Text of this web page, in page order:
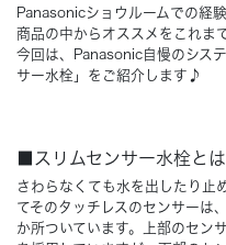
Voice お客様の声
Blog
Concept コンセプト
Techno EX テクノスト
Panasonicショウルームでの経
商品の中からオススメをこれま
今回は、Panasonic自慢のシス
サー水栓」をご紹介します♪
■スリムセンサー水栓と
さわらなくても水を出したり止
てそのタッチレスのセンサーは
か所ついています。上部のセン